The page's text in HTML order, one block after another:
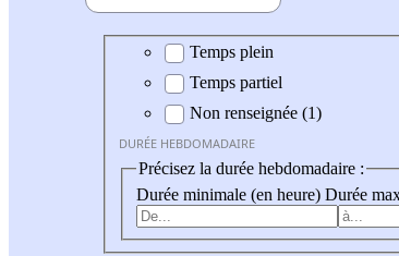
Durée hebdomadaire
Temps plein
Temps partiel
Non renseignée (1)
DURÉE HEBDOMADAIRE
Précisez la durée hebdomadaire :
Durée minimale (en heure) Durée